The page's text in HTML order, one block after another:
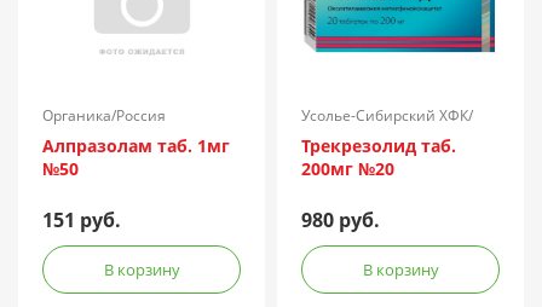
Органика/Россия
Алпразолам таб. 1мг
№50
151 руб.
В корзину
Усолье-Сибирский ХФК/
Россия
Трекрезолид таб.
200мг №20
980 руб.
В корзину